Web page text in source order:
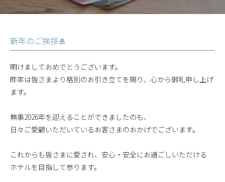
新年のご挨拶🎍
明けましておめでとうございます。
昨年は皆さまより格別のお引き立てを賜り、心から御礼申し上げ
ます。
無事2026年を迎えることができましたのも、
日々ご愛顧いただいているお客さまのおかげでございます。
これからも皆さまに愛され、安心・安全にお過ごしいただける
ホテルを目指して参ります。